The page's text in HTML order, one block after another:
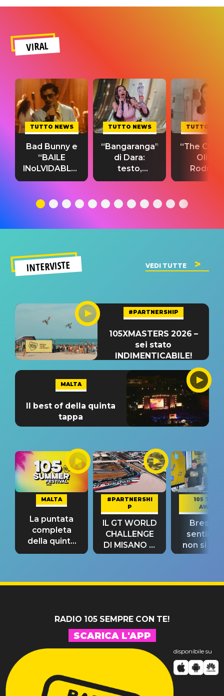
VIRAL
TUTTO NEWS
Bad Bunny e
“BAILE
INoLVIDABLE”:
testo,
significato
TUTTO NEWS
“Bangaranga”
di Dara:
testo,
traduzione e
del singolo
TUTTO
“The
Olivia
testo,
INTERVISTE VEDI TUTTE
#PARTNERSHIP
105XMASTERS 2026 –
sei stato
INDIMENTICABILE!
MALTA
Il best of della quinta
tappa
MALTA
La puntata
completa
della quinta
tappa
#PARTNERSHI
P
IL GT WORLD
CHALLENGE
DI MISANO si
riconferma
105 TAKE
AWAY
Bresh:
non si
fino alla
RADIO 105 SEMPRE CON TE!
SCARICA L'APP
disponibile su